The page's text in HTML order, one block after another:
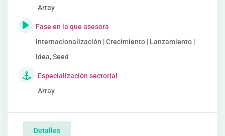
Array
Fase en la que asesora
Internacionalización | Crecimiento | Lanzamiento |
Idea, Seed
Especialización sectorial
Array
Detalles